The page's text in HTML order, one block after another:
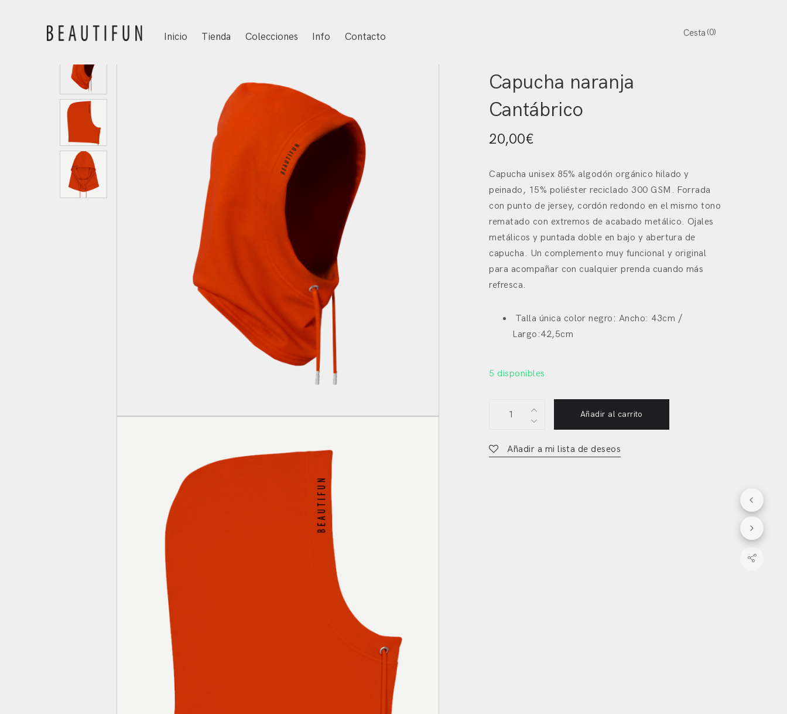
Inicio Tienda Colecciones Info Contacto Cesta 0
Capucha naranja
Cantábrico
20,00€
Capucha unisex 85% algodón orgánico hilado y
peinado, 15% poliéster reciclado 300 GSM. Forrada
con punto de jersey, cordón redondo en el mismo tono
rematado con extremos de acabado metálico. Ojales
metálicos y puntada doble en bajo y abertura de
capucha. Un complemento muy funcional y original
para acompañar con cualquier prenda cuando más
refresca.
Talla única color negro: Ancho: 43cm /
Largo:42,5cm
5 disponibles
quantity
Añadir al carrito
Añadir a mi lista de deseos